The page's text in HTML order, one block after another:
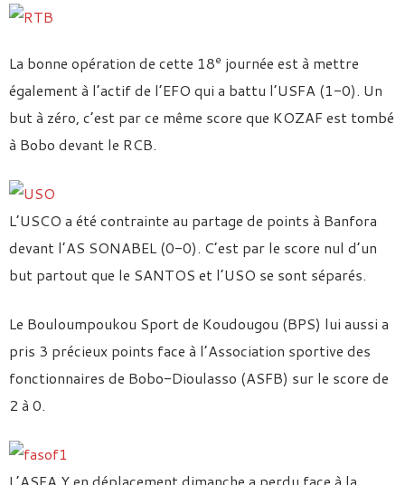
La bonne opération de cette 18e journée est à mettre
également à l’actif de l’EFO qui a battu l’USFA (1-0). Un
but à zéro, c’est par ce même score que KOZAF est tombé
à Bobo devant le RCB.
L’USCO a été contrainte au partage de points à Banfora
devant l’AS SONABEL (0-0). C’est par le score nul d’un
but partout que le SANTOS et l’USO se sont séparés.
Le Bouloumpoukou Sport de Koudougou (BPS) lui aussi a
pris 3 précieux points face à l’Association sportive des
fonctionnaires de Bobo-Dioulasso (ASFB) sur le score de
2 à 0.